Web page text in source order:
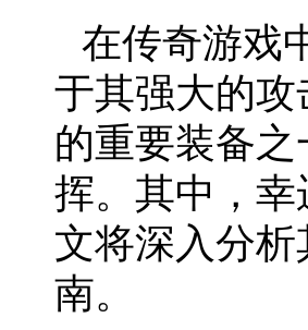
在传奇游戏
于其强大的
的重要装备
挥。其中，
文将深入分
南。